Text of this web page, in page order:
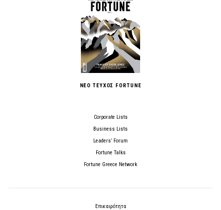
ΝΕΟ ΤΕΥΧΟΣ FORTUNE
Corporate Lists
Business Lists
Leaders’ Forum
Fortune Talks
Fortune Greece Network
Επικαιρότητα